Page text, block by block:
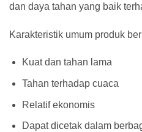
dan daya tahan yang baik
Karakteristik umum produk
Kuat dan tahan lama
Tahan terhadap cuaca
Relatif ekonomis
Dapat dicetak dalam